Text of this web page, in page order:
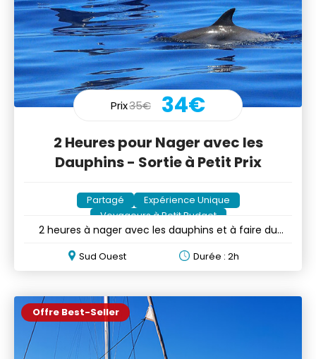
Prix35€ 34€
2 Heures pour Nager avec les
Dauphins - Sortie à Petit Prix
Partagé
Expérience Unique
Voyageurs à Petit Budget
2 heures à nager avec les dauphins et à faire du
Sud Ouest Durée : 2h
Offre Best-Seller